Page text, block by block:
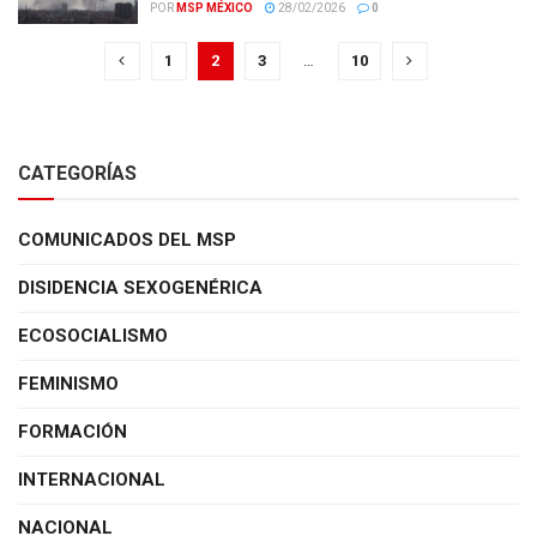
POR MSP MÉXICO 28/02/2026 0
1 2 3 10
CATEGORÍAS
COMUNICADOS DEL MSP
DISIDENCIA SEXOGENÉRICA
ECOSOCIALISMO
FEMINISMO
FORMACIÓN
INTERNACIONAL
NACIONAL